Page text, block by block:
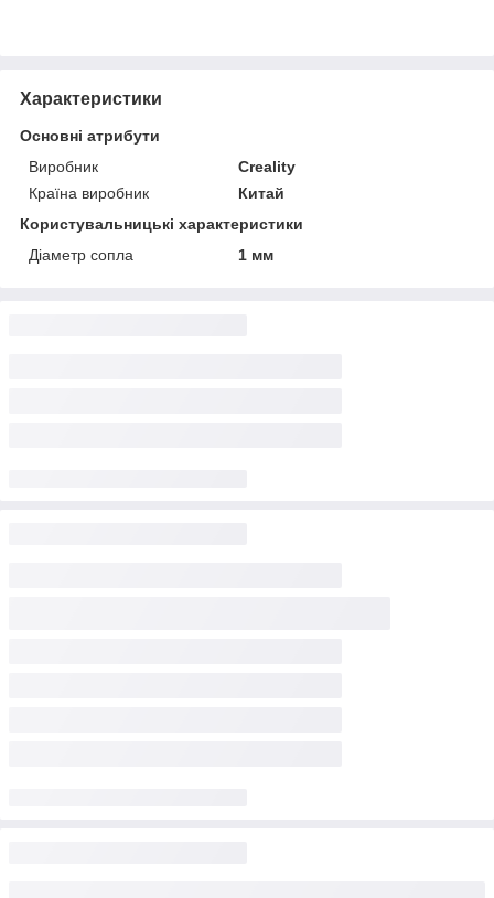
Характеристики
Основні атрибути
Виробник
Creality
Країна виробник
Китай
Користувальницькі характеристики
Діаметр сопла
1 мм